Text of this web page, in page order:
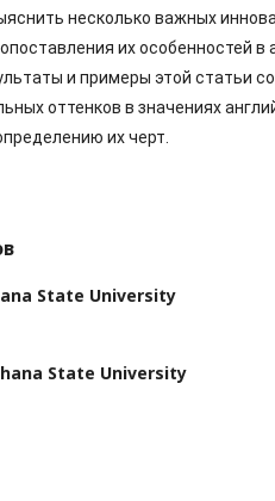
несколько важных
их особенностей в
и примеры этой статьи
оттенков в значениях
их черт.
State University
State University